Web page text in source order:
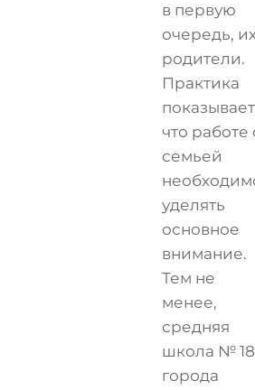
в первую
очередь,
родители.
Практика
что работе
семьей
уделять
основное
внимание.
Тем не
менее,
средняя
школа № 18
города